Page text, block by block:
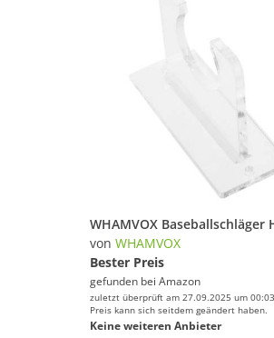
von WHAMVOX
Bester Preis
gefunden bei Amazon
zuletzt überprüft am 27.09.2025 um
Preis kann sich seitdem geändert haben.
Keine weiteren Anbieter